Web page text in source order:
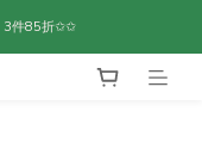
3件85折✩✩